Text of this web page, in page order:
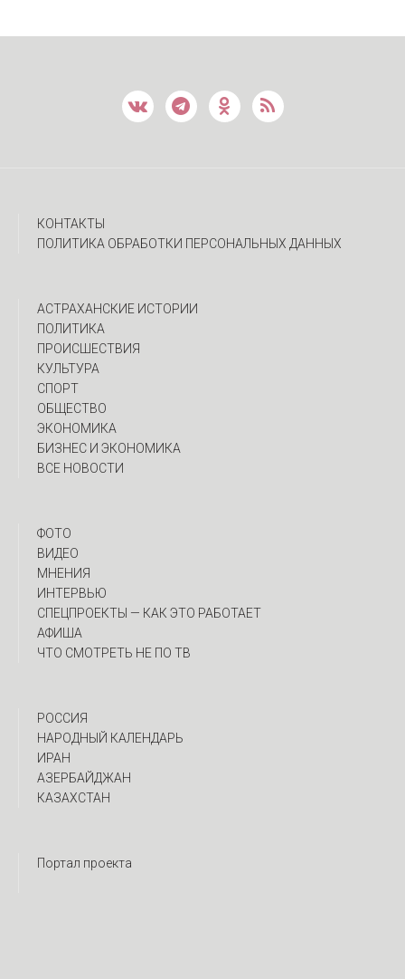
КОНТАКТЫ
ПОЛИТИКА ОБРАБОТКИ ПЕРСОНАЛЬНЫХ ДАННЫХ
АСТРАХАНСКИЕ ИСТОРИИ
ПОЛИТИКА
ПРОИСШЕСТВИЯ
КУЛЬТУРА
СПОРТ
ОБЩЕСТВО
ЭКОНОМИКА
БИЗНЕС И ЭКОНОМИКА
ВСЕ НОВОСТИ
ФОТО
ВИДЕО
МНЕНИЯ
ИНТЕРВЬЮ
CПЕЦПРОЕКТЫ — КАК ЭТО РАБОТАЕТ
АФИША
ЧТО СМОТРЕТЬ НЕ ПО ТВ
РОССИЯ
НАРОДНЫЙ КАЛЕНДАРЬ
ИРАН
АЗЕРБАЙДЖАН
КАЗАХСТАН
Портал проекта